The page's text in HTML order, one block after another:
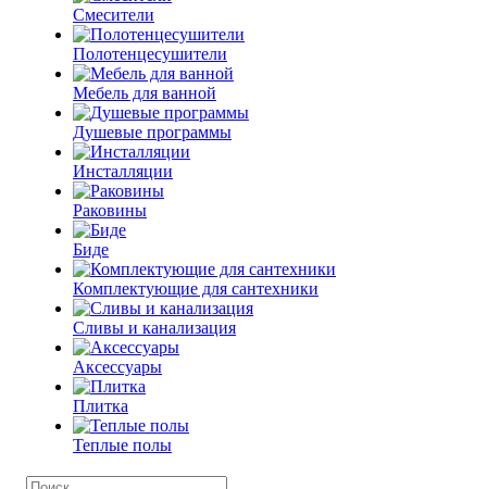
Смесители
Полотенцесушители
Мебель для ванной
Душевые программы
Инсталляции
Раковины
Биде
Комплектующие для сантехники
Сливы и канализация
Аксессуары
Плитка
Теплые полы